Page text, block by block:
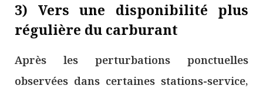
3) Vers une disponibilité plus
régulière du carburant
Après les perturbations ponctuelles
observées dans certaines stations-service,